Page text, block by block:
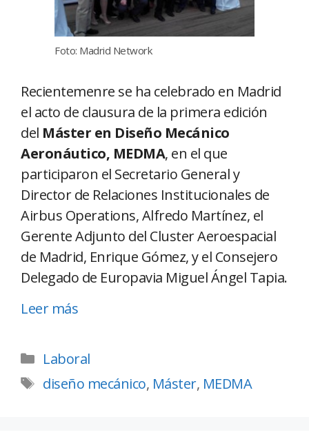
Foto: Madrid Network
Recientemenre se ha celebrado en Madrid
el acto de clausura de la primera edición
del Máster en Diseño Mecánico
Aeronáutico, MEDMA, en el que
participaron el Secretario General y
Director de Relaciones Institucionales de
Airbus Operations, Alfredo Martínez, el
Gerente Adjunto del Cluster Aeroespacial
de Madrid, Enrique Gómez, y el Consejero
Delegado de Europavia Miguel Ángel Tapia.
Leer más
Laboral
diseño mecánico, Máster, MEDMA